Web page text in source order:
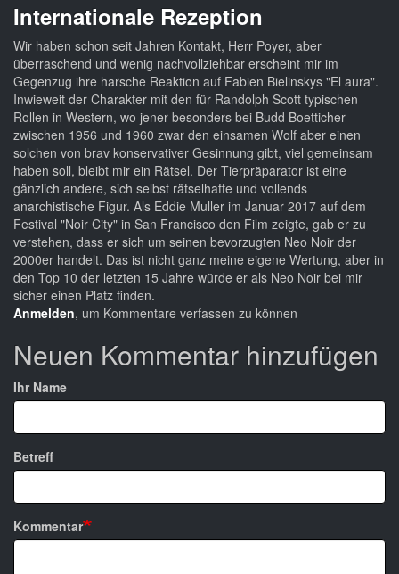
Internationale Rezeption
Wir haben schon seit Jahren Kontakt, Herr Poyer, aber
überraschend und wenig nachvollziehbar erscheint mir im
Gegenzug ihre harsche Reaktion auf Fabien Bielinskys "El aura".
Inwieweit der Charakter mit den für Randolph Scott typischen
Rollen in Western, wo jener besonders bei Budd Boetticher
zwischen 1956 und 1960 zwar den einsamen Wolf aber einen
solchen von brav konservativer Gesinnung gibt, viel gemeinsam
haben soll, bleibt mir ein Rätsel. Der Tierpräparator ist eine
gänzlich andere, sich selbst rätselhafte und vollends
anarchistische Figur. Als Eddie Muller im Januar 2017 auf dem
Festival "Noir City" in San Francisco den Film zeigte, gab er zu
verstehen, dass er sich um seinen bevorzugten Neo Noir der
2000er handelt. Das ist nicht ganz meine eigene Wertung, aber in
den Top 10 der letzten 15 Jahre würde er als Neo Noir bei mir
sicher einen Platz finden.
Anmelden, um Kommentare verfassen zu können
Neuen Kommentar hinzufügen
Ihr Name
Betreff
Kommentar